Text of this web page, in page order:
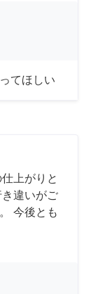
てほしい
上がりと
違いがご
今後とも